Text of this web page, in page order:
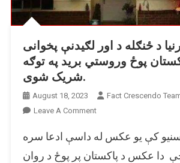
د ځنګله د اور لګیدنې پخوانی
پوځ وروستي برید په توګه
شریک شوی.
August 18, 2023
Fact Crescendo
Leave A CommentOn
کالیفورنیا
رسنیو کې یو عکس له داسې ادعا سره
دا عکس د پاکستان پر پوځ د روان